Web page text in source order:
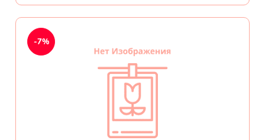
-7%